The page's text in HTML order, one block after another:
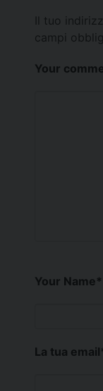
Il tuo
campi
Your
Your Name*
La tua email